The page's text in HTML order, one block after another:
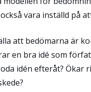
vara inställd på
att bedömarna är
en bra idé som
idén efteråt? Ökar